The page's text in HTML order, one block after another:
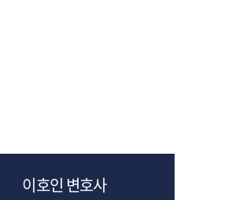
이호인 변호사